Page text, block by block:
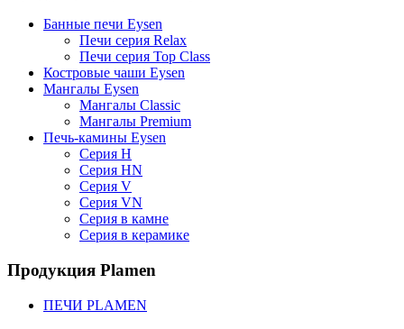
Банные печи Eysen
Печи серия Relax
Печи серия Top Class
Костровые чаши Eysen
Мангалы Eysen
Мангалы Classic
Мангалы Premium
Печь-камины Eysen
Серия H
Серия HN
Серия V
Серия VN
Серия в камне
Серия в керамике
Продукция Plamen
ПЕЧИ PLAMEN